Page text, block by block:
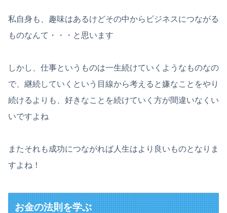
私自身も、趣味はあるけどその中からビジネスにつながる
ものなんて・・・と思います
しかし、仕事というものは一生続けていくようなものなの
で、継続していくという目線から考えると嫌なことをやり
続けるよりも、好きなことを続けていく方が間違いなくい
いですよね
またそれも成功につながれば人生はより良いものとなりま
すよね！
お金の法則を学ぶ